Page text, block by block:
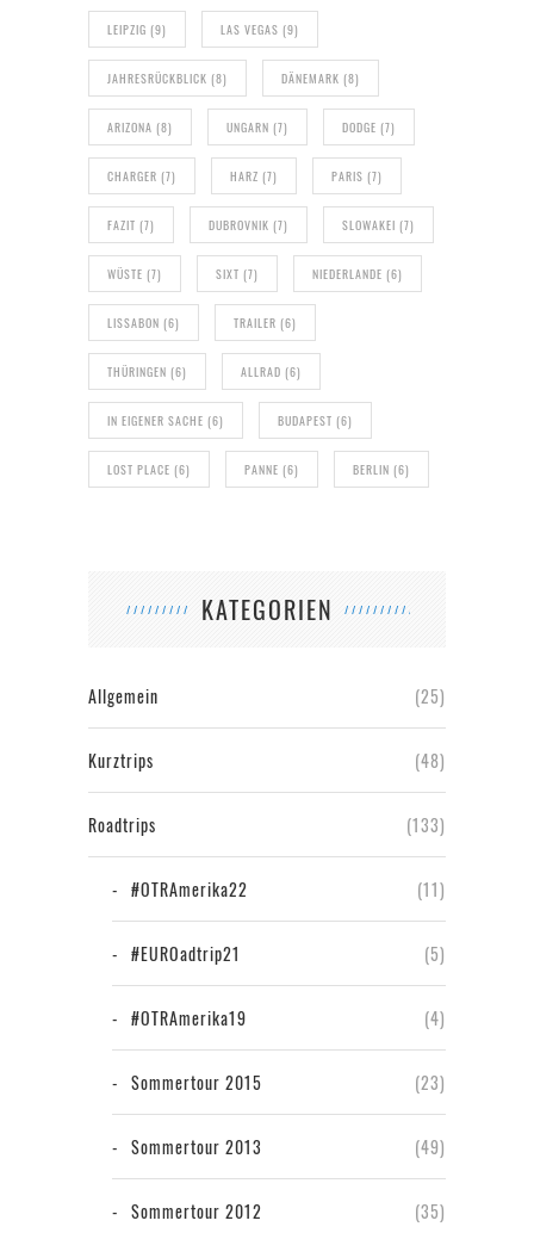
LEIPZIG (9) LAS VEGAS (9)
JAHRESRÜCKBLICK (8) DÄNEMARK (8)
ARIZONA (8) UNGARN (7) DODGE (7)
CHARGER (7) HARZ (7) PARIS (7)
FAZIT (7) DUBROVNIK (7) SLOWAKEI (7)
WÜSTE (7) SIXT (7) NIEDERLANDE (6)
LISSABON (6) TRAILER (6)
THÜRINGEN (6) ALLRAD (6)
IN EIGENER SACHE (6) BUDAPEST (6)
LOST PLACE (6) PANNE (6) BERLIN (6)
KATEGORIEN
Allgemein (25)
Kurztrips (48)
Roadtrips (133)
#OTRAmerika22 (11)
#EUROadtrip21 (5)
#OTRAmerika19 (4)
Sommertour 2015 (23)
Sommertour 2013 (49)
Sommertour 2012 (35)